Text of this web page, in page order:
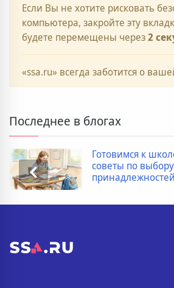
Если Вы не хотите рисковать
компьютера, закройте эту
будете перемещены через2
«ssa.ru» всегда заботится о
Последнее в блогах
Готовимся к
советы по
принадлежностей